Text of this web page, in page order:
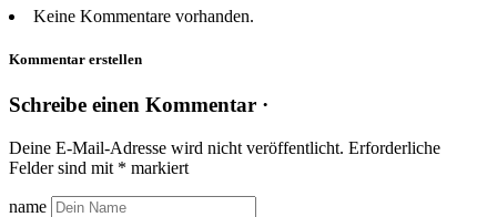
Keine Kommentare vorhanden.
Kommentar erstellen
Schreibe einen Kommentar ·
Deine E-Mail-Adresse wird nicht veröffentlicht. Erforderliche
Felder sind mit * markiert
name